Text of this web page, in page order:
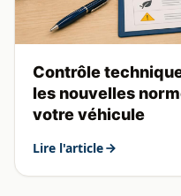
Contrôle
les nouvelles
votre véhicule
Lire l'article